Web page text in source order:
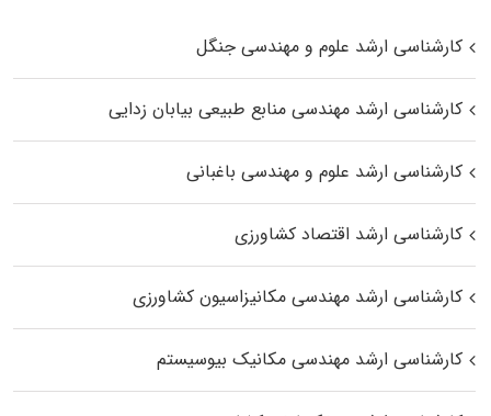
کارشناسی ارشد علوم و مهندسی جنگل
کارشناسی ارشد مهندسی منابع طبیعی بیابان زدایی
کارشناسی ارشد علوم و مهندسی باغبانی
کارشناسی ارشد اقتصاد کشاورزی
کارشناسی ارشد مهندسی مکانیزاسیون کشاورزی
کارشناسی ارشد مهندسی مکانیک بیوسیستم